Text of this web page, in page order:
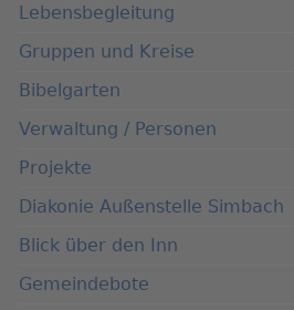
Hauptnavigation
Lebensbegleitung
Gruppen und Kreise
Bibelgarten
Verwaltung / Personen
Projekte
Diakonie Außenstelle Simbach
Blick über den Inn
Gemeindebote